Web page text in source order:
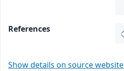
References
Show details on source website